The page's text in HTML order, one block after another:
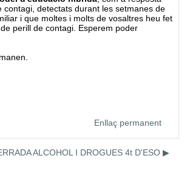
detectats durant les setmanes de
i que moltes i molts de vosaltres heu fet
perill de contagi. Esperem poder
Enllaç permanent
ALCOHOL I DROGUES 4t D'ESO ▶︎